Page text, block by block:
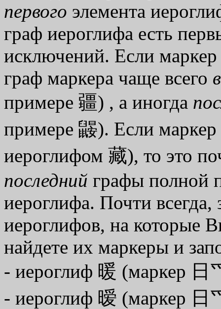
первого элемента
граф иероглифа есть
исключений. Если маркер
граф маркера чаще всего
примере 疆) , а иногда
примере 鼹). Если маркер
иероглифом 藏), то это
последний графы полной
иероглифа. Почти
иероглифов, на которые
найдете их маркеры и
- иероглиф 暖 (маркер 日
- иероглиф 暧 (маркер 日